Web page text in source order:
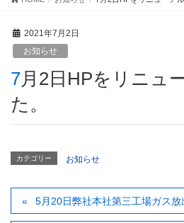
2021年7月2日
お知らせ
7月2日HPをリニューアル致しまし
た。
カテゴリー お知らせ
5月20日弊社本社第三工場ガス放